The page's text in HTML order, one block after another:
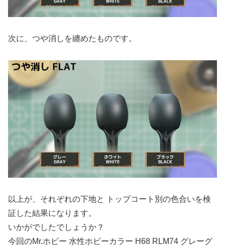
次に、つや消しを纏めたものです。
以上が、それぞれの下地と トップコート別の色合いを検
証した結果になります。
いかがでしたでしょうか？
今回のMr.ホビー 水性ホビーカラー H68 RLM74 グレーグ